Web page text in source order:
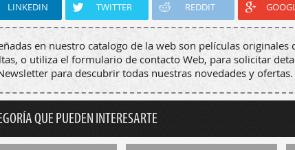
LINKEDIN TWITTER REDDIT
en nuestro catalogo de la web son películas originales
o utiliza el formulario de contacto Web, para solicitar
para descubrir todas nuestras novedades y ofertas.
QUE PUEDEN INTERESARTE